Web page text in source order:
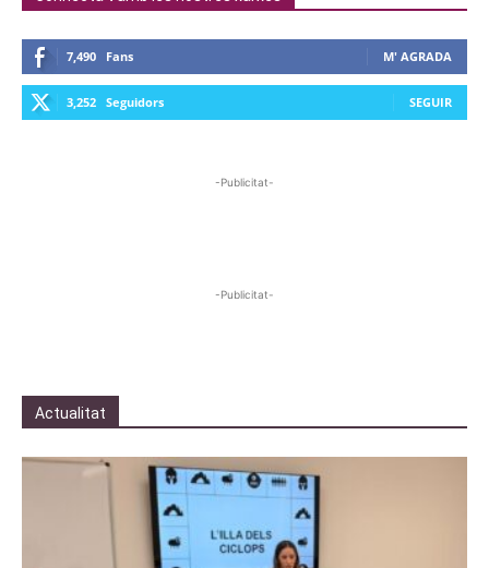
7,490 Fans M' AGRADA
3,252 Seguidors SEGUIR
-Publicitat-
-Publicitat-
Actualitat